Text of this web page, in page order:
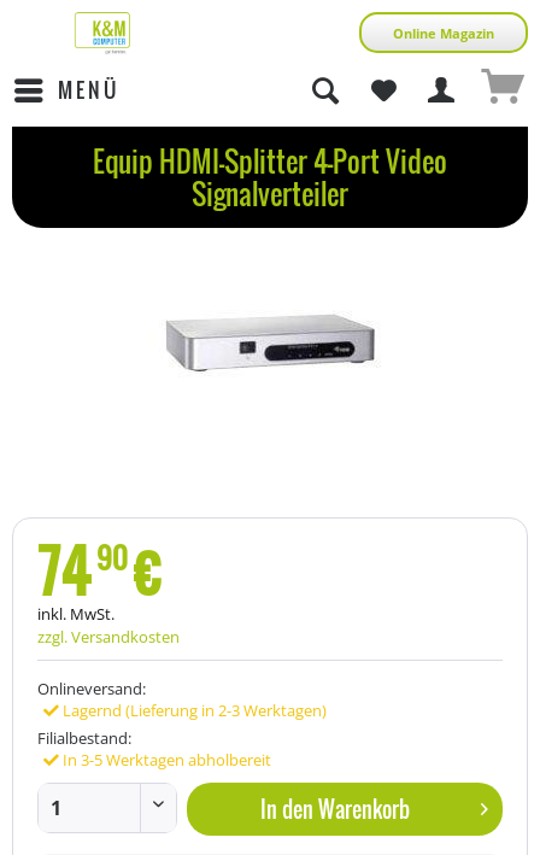
Online Magazin
MENÜ
Equip HDMI-Splitter 4-Port Video
Signalverteiler
7490€
inkl. MwSt.
zzgl. Versandkosten
Onlineversand:
Lagernd (Lieferung in 2-3 Werktagen)
Filialbestand:
In 3-5 Werktagen abholbereit
In denWarenkorb